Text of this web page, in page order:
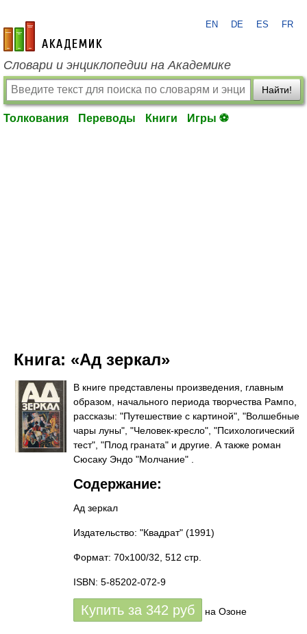
academic.ru
EN DE ES FR
Словари и энциклопедии на Академике
Найти!
Толкования Переводы Книги Игры ⚽
Книга: «Ад зеркал»
В книге представлены произведения, главным
образом, начального периода творчества Рампо,
рассказы: "Путешествие с картиной", "Волшебные
чары луны", "Человек-кресло", "Психологический
тест", "Плод граната" и другие. А также роман
Сюсаку Эндо "Молчание" .
Содержание:
Ад зеркал
Издательство: "Квадрат" (1991)
Формат: 70x100/32, 512 стр.
ISBN: 5-85202-072-9
Купить за 342 руб на Озоне